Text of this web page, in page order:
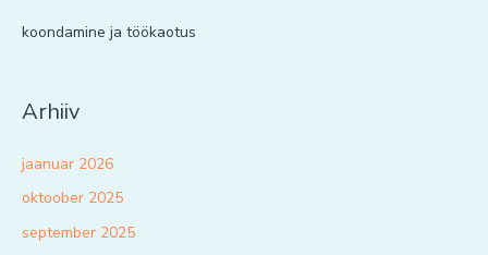
koondamine ja töökaotus
Arhiiv
jaanuar 2026
oktoober 2025
september 2025